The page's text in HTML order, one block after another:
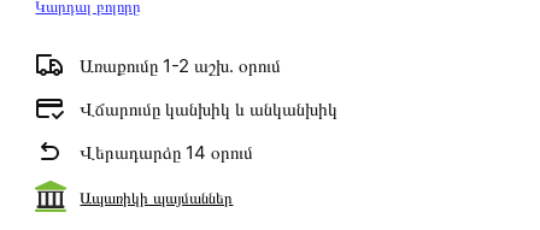
Կարդալ բոլորը
Առաքումը 1-2 աշխ․ օրում
Վճարումը կանխիկ և անկանխիկ
Վերադարձը 14 օրում
Ապառիկի պայմաններ